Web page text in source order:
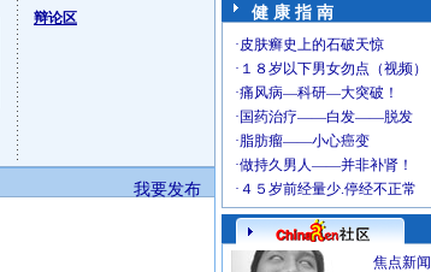
辩论区
我要发布
健 康 指 南
焦点新闻